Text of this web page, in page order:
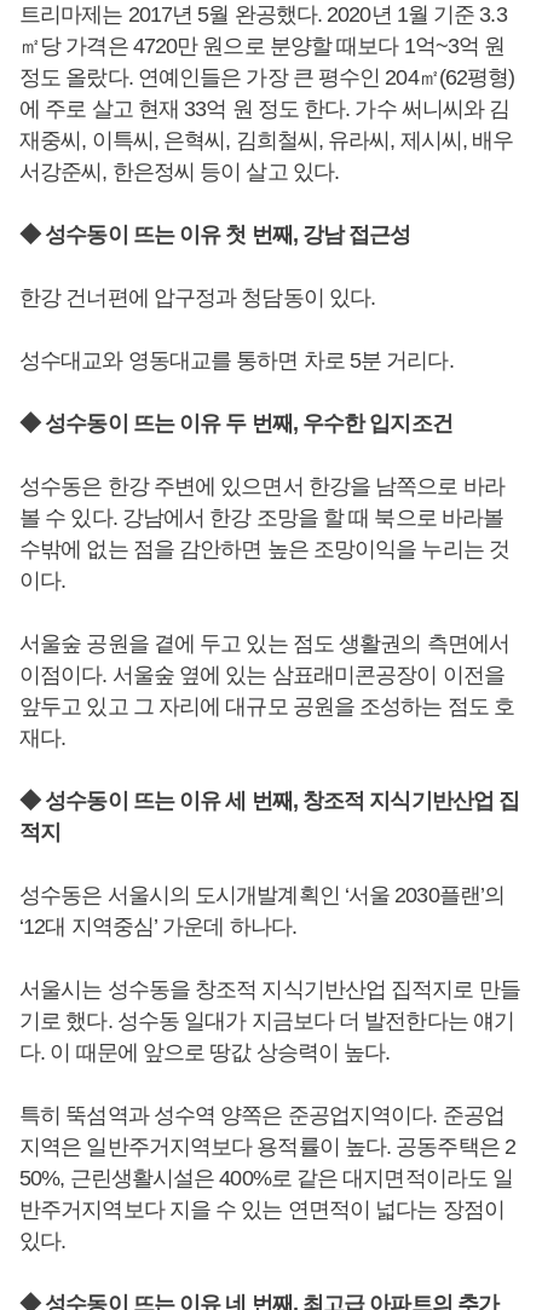
트리마제는 2017년 5월 완공했다. 2020년 1월 기준 3.3
㎡당 가격은 4720만 원으로 분양할 때보다 1억~3억 원
정도 올랐다. 연예인들은 가장 큰 평수인 204㎡(62평형)
에 주로 살고 현재 33억 원 정도 한다. 가수 써니씨와 김
재중씨, 이특씨, 은혁씨, 김희철씨, 유라씨, 제시씨, 배우
서강준씨, 한은정씨 등이 살고 있다.
◆ 성수동이 뜨는 이유 첫 번째, 강남 접근성
한강 건너편에 압구정과 청담동이 있다.
성수대교와 영동대교를 통하면 차로 5분 거리다.
◆ 성수동이 뜨는 이유 두 번째, 우수한 입지조건
성수동은 한강 주변에 있으면서 한강을 남쪽으로 바라
볼 수 있다. 강남에서 한강 조망을 할 때 북으로 바라볼
수밖에 없는 점을 감안하면 높은 조망이익을 누리는 것
이다.
서울숲 공원을 곁에 두고 있는 점도 생활권의 측면에서
이점이다. 서울숲 옆에 있는 삼표래미콘공장이 이전을
앞두고 있고 그 자리에 대규모 공원을 조성하는 점도 호
재다.
◆ 성수동이 뜨는 이유 세 번째, 창조적 지식기반산업 집
적지
성수동은 서울시의 도시개발계획인 ‘서울 2030플랜’의
‘12대 지역중심’ 가운데 하나다.
서울시는 성수동을 창조적 지식기반산업 집적지로 만들
기로 했다. 성수동 일대가 지금보다 더 발전한다는 얘기
다. 이 때문에 앞으로 땅값 상승력이 높다.
특히 뚝섬역과 성수역 양쪽은 준공업지역이다. 준공업
지역은 일반주거지역보다 용적률이 높다. 공동주택은 2
50%, 근린생활시설은 400%로 같은 대지면적이라도 일
반주거지역보다 지을 수 있는 연면적이 넓다는 장점이
있다.
◆ 성수동이 뜨는 이유 네 번째, 최고급 아파트의 추가